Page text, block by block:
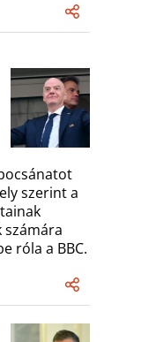
szerint a
számára
róla a BBC.